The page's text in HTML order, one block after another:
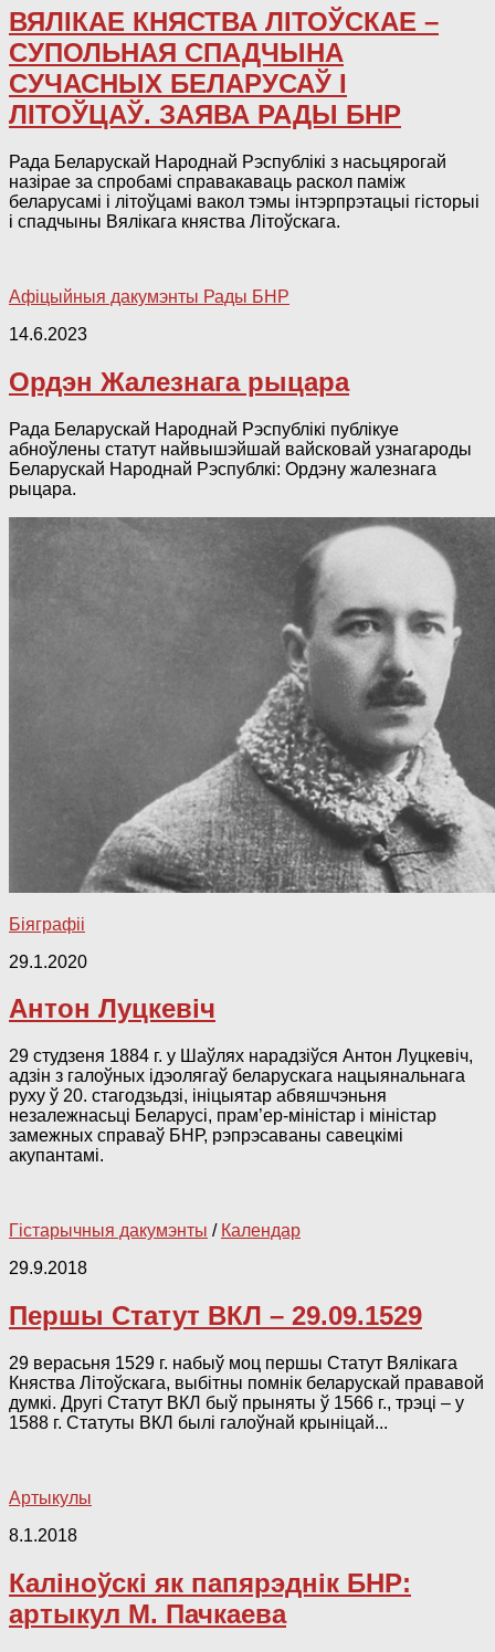
ВЯЛІКАЕ КНЯСТВА ЛІТОЎСКАЕ –
СУПОЛЬНАЯ СПАДЧЫНА
СУЧАСНЫХ БЕЛАРУСАЎ І
ЛІТОЎЦАЎ. ЗАЯВА РАДЫ БНР
Рада Беларускай Народнай Рэспублікі з насьцярогай
назірае за спробамі справакаваць раскол паміж
беларусамі і літоўцамі вакол тэмы інтэрпрэтацыі гісторыі
і спадчыны Вялікага княства Літоўскага.
Афіцыйныя дакумэнты Рады БНР
14.6.2023
Ордэн Жалезнага рыцара
Рада Беларускай Народнай Рэспублікі публікуе
абноўлены статут найвышэйшай вайсковай узнагароды
Беларускай Народнай Рэспублкі: Ордэну жалезнага
рыцара.
Біяграфіі
29.1.2020
Антон Луцкевіч
29 студзеня 1884 г. у Шаўлях нарадзіўся Антон Луцкевіч,
адзін з галоўных ідэолягаў беларускага нацыянальнага
руху ў 20. стагодзьдзі, ініцыятар абвяшчэньня
незалежнасьці Беларусі, прам’ер-міністар і міністар
замежных справаў БНР, рэпрэсаваны савецкімі
акупантамі.
Гістарычныя дакумэнты / Календар
29.9.2018
Першы Статут ВКЛ – 29.09.1529
29 верасьня 1529 г. набыў моц першы Статут Вялікага
Княства Літоўскага, выбітны помнік беларускай прававой
думкі. Другі Статут ВКЛ быў прыняты ў 1566 г., трэці – у
1588 г. Статуты ВКЛ былі галоўнай крыніцай...
Артыкулы
8.1.2018
Каліноўскі як папярэднік БНР:
артыкул М. Пачкаева